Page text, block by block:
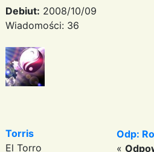
Debiut: 2008/10/09
Wiadomości: 36
Torris
El Torro
Odp:
«